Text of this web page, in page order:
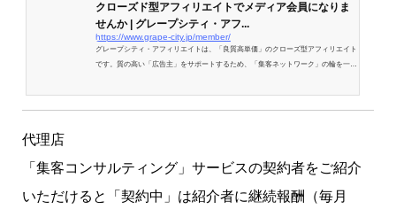
クローズド型アフィリエイトでメディア会員になりま
せんか | グレープシティ・アフ...
https://www.grape-city.jp/member/
グレープシティ・アフィリエイトは、「良質高単価」のクローズ型アフィリエイト
です。質の高い「広告主」をサポートするため、「集客ネットワーク」の輪を一緒
きます。簡単にアフィリエイトを始めたい方も大歓迎です。
代理店
「集客コンサルティング」サービスの契約者をご紹介
いただけると「契約中」は紹介者に継続報酬（毎月